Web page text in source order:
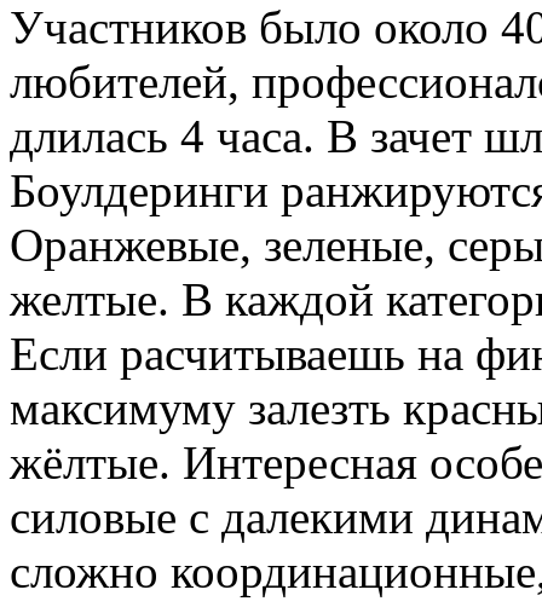
Участников было около
любителей,
длилась 4 часа. В зачет
Боулдеринги
Оранжевые, зеленые,
желтые. В каждой
Если расчитываешь на
максимуму залезть
жёлтые. Интересная
силовые с далекими
сложно